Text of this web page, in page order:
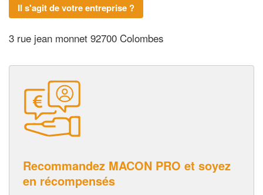
Il s'agit de votre entreprise ?
3 rue jean monnet 92700 Colombes
Recommandez MACON PRO et soyez
en récompensés